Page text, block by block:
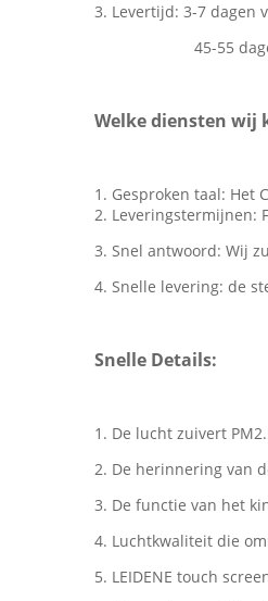
3. Levertijd: 3-7 dagen
45-55 dagen
Welke diensten wij
1. Gesproken taal: Het
2. Leveringstermijnen:
3. Snel antwoord: Wij
4. Snelle levering: de
Snelle Details:
1. De lucht zuivert
2. De herinnering van
3. De functie van het
4. Luchtkwaliteit die
5. LEIDENE touch